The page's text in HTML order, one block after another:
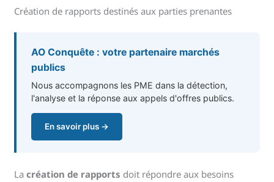
Création de rapports destinés aux parties prenantes
AO Conquête : votre partenaire marchés
publics
Nous accompagnons les PME dans la détection,
l'analyse et la réponse aux appels d'offres publics.
En savoir plus →
Lacréation de rapports doit répondre aux besoins